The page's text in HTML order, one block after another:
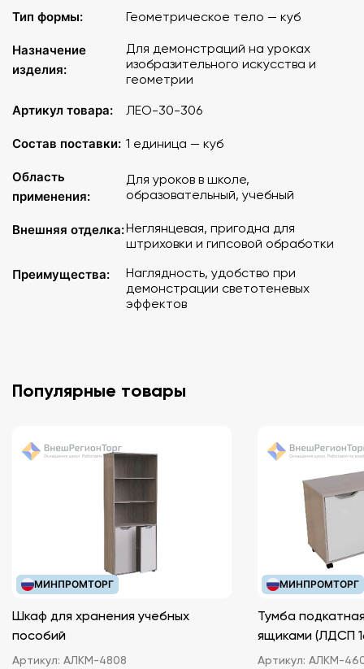
Тип формы: Геометрическое тело — куб
Назначение
изделия:
Для демонстраций на уроках
изобразительного искусства и
геометрии
Артикул товара:
ЛЕО-30-306
Состав поставки: 1 единица — куб
Область
применения:
Для уроков в школе,
образовательный, учебный
Внешняя отделка:Неглянцевая, пригодна для
штриховки и гипсовой обработки
Преимущества:
Наглядность, удобство при
демонстрации светотеневых
эффектов
Популярные товары
МИНПРОМТОРГ
Шкаф для хранения учебных
пособий
Артикул: АЛКМ-4808
МИНПРОМТОРГ
Тумба
ящиками
Артикул: АЛКМ-